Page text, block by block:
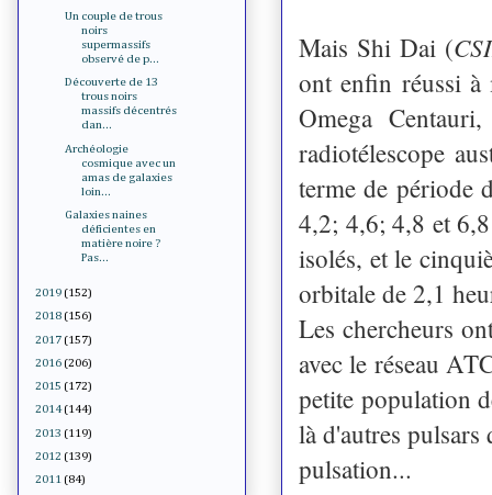
Mais Shi Dai (
ont enfin réussi à
Omega
radiotélescope
terme de période
4,2; 4,6; 4,8 et
isolés, et le
orbitale de 2,1
Les chercheurs
avec le réseau
petite population
là d'autres
pulsation...
Un couple de trous
noirs
supermassifs
observé de p...
Découverte de 13
trous noirs
massifs décentrés
dan...
Archéologie
cosmique avec un
amas de galaxies
loin...
Galaxies naines
déficientes en
matière noire ?
Pas...
2019 (152)
2018 (156)
2017 (157)
2016 (206)
2015 (172)
2014 (144)
2013 (119)
2012 (139)
2011 (84)